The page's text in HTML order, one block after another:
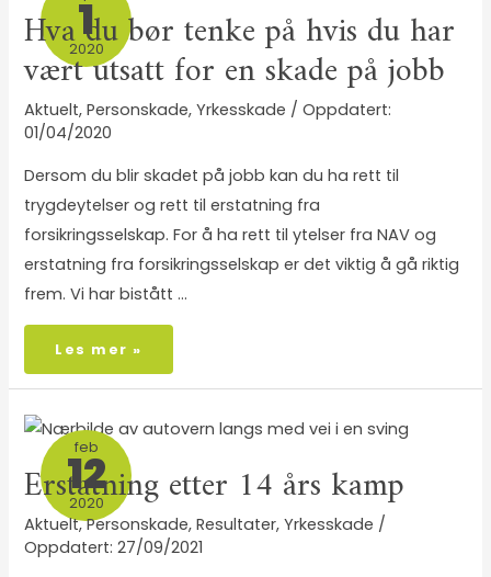
1
2020
Hva du bør tenke på hvis du har
vært utsatt for en skade på jobb
Aktuelt, Personskade, Yrkesskade /
01/04/2020
Dersom du blir skadet på jobb kan du ha rett til
trygdeytelser og rett til erstatning fra
forsikringsselskap. For å ha rett til ytelser fra NAV og
erstatning fra forsikringsselskap er det viktig å gå riktig
frem. Vi har bistått …
Les mer »
feb
12
2020
Erstatning etter 14 års kamp
Aktuelt, Personskade, Resultater, Yrkesskade /
27/09/2021